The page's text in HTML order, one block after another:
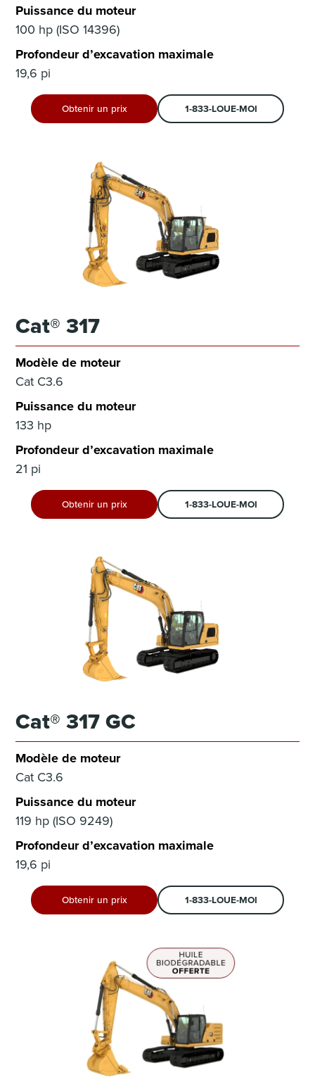
Puissance du moteur
100 hp (ISO 14396)
Profondeur d’excavation maximale
19,6 pi
Obtenir un prix 1-833-LOUE-MOI
Cat® 317
Modèle de moteur
Cat C3.6
Puissance du moteur
133 hp
Profondeur d’excavation maximale
21 pi
Obtenir un prix 1-833-LOUE-MOI
Cat® 317 GC
Modèle de moteur
Cat C3.6
Puissance du moteur
119 hp (ISO 9249)
Profondeur d’excavation maximale
19,6 pi
Obtenir un prix 1-833-LOUE-MOI